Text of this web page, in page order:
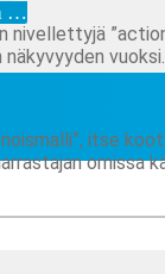
…
nivellettyjä
itse
omissa